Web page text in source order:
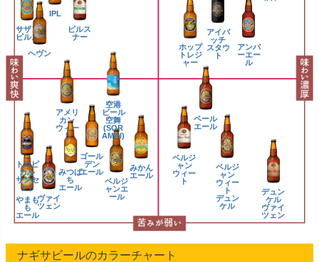
アメリ
カン
ウィー
ト
ペール
エール
みかん
エール
アイパ
ッチ
スタウ
ト
ベルジ
ャン
ウィー
ト
ゴール
デン
エール
みつば
ち
エール
デュン
ケル
ヴァイ
ツェン
ヘヴン
ピルス
ナー
アンバ
ーエー
ル
ベルジ
ャン
ウィー
ト
デュン
ケル
ヴァイ
ツェン
ベルジ
ャンエ
ール
空港
ビール
空舞
(SOR
AMAI)
トロピ
カル
サンセ
ット
ホップ
トレジ
ャー
やまも
も
エール
サザン
ピルス
IPL
ナギサビールのカラーチャート